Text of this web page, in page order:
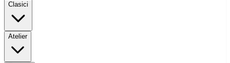
Clasici
Atelier